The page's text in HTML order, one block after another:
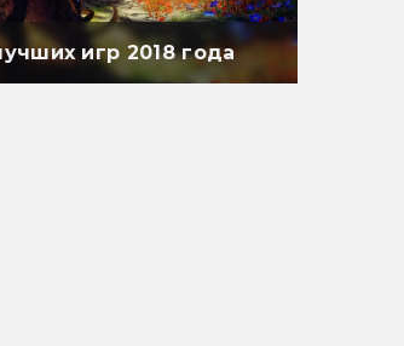
игр 2018 года